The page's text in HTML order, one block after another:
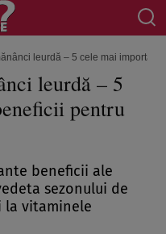
leurdă – 5 cele mai
leurdă – 5
pentru
beneficii ale
sezonului de
la vitaminele